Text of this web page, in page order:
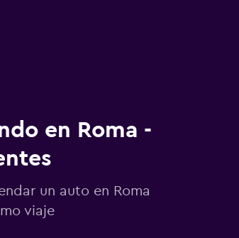
en Roma -
un auto en Roma
viaje